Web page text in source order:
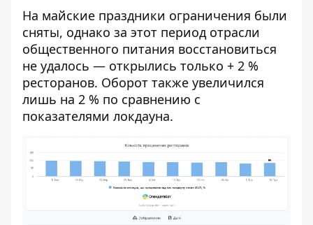
На майские праздники ограничения были
сняты, однако за этот период отрасли
общественного питания восстановиться
не удалось — открылись только + 2 %
ресторанов. Оборот также увеличился
лишь на 2 % по сравнению с
показателями локдауна.